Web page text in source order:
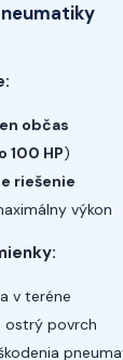
občas
100 HP)
riešenie
výkon
v teréne
ostrý povrch